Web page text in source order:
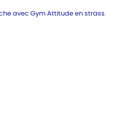
avec Gym Attitude en strass.